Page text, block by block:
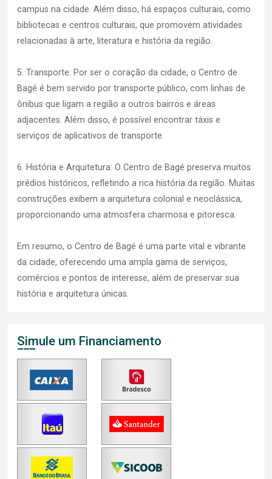
campus na cidade. Além disso, há espaços culturais, como
bibliotecas e centros culturais, que promovem atividades
relacionadas à arte, literatura e história da região.
5. Transporte: Por ser o coração da cidade, o Centro de
Bagé é bem servido por transporte público, com linhas de
ônibus que ligam a região a outros bairros e áreas
adjacentes. Além disso, é possível encontrar táxis e
serviços de aplicativos de transporte.
6. História e Arquitetura: O Centro de Bagé preserva muitos
prédios históricos, refletindo a rica história da região. Muitas
construções exibem a arquitetura colonial e neoclássica,
proporcionando uma atmosfera charmosa e pitoresca.
Em resumo, o Centro de Bagé é uma parte vital e vibrante
da cidade, oferecendo uma ampla gama de serviços,
comércios e pontos de interesse, além de preservar sua
história e arquitetura únicas.
Simule um Financiamento